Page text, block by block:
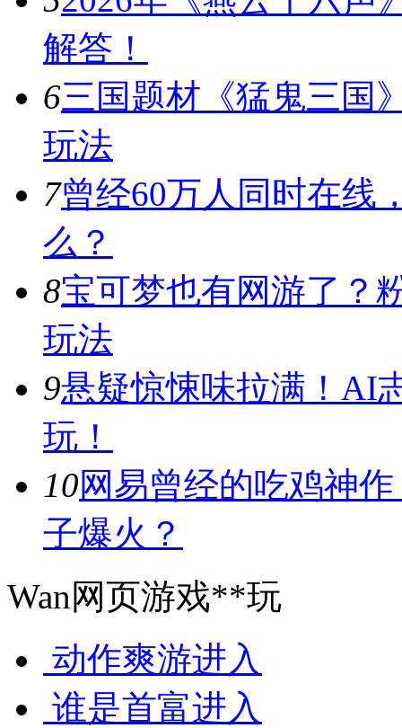
解答！
6三国题材《猛鬼三国
玩法
7曾经60万人同时在线
么？
8宝可梦也有网游了？
玩法
9悬疑惊悚味拉满！AI
玩！
10网易曾经的吃鸡神
子爆火？
Wan网页游戏**玩
动作爽游进入
谁是首富进入